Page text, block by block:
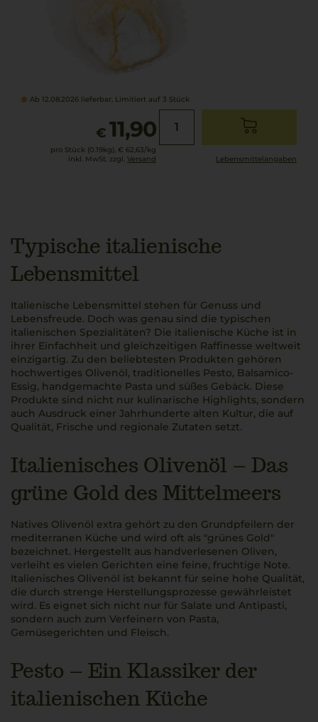
Ab 12.08.2026 lieferbar, Limitiert auf 3 Stück
€ 11,90
pro Stück (0.19kg), € 62,63/kg
inkl. MwSt. zzgl. Versand Lebensmittel­angaben
Typische italienische
Lebensmittel
Italienische Lebensmittel stehen für Genuss und
Lebensfreude. Doch was genau sind die typischen
italienischen Spezialitäten? Die italienische Küche ist in
ihrer Einfachheit und gleichzeitigen Raffinesse weltweit
einzigartig. Zu den beliebtesten Produkten gehören
hochwertiges Olivenöl, traditionelles Pesto, Balsamico-
Essig, handgemachte Pasta und süßes Gebäck. Diese
Produkte sind nicht nur kulinarische Highlights, sondern
auch Ausdruck einer Jahrhunderte alten Kultur, die auf
Qualität, Frische und regionale Zutaten setzt.
Italienisches Olivenöl – Das
grüne Gold des Mittelmeers
Natives Olivenöl extra gehört zu den Grundpfeilern der
mediterranen Küche und wird oft als "grünes Gold"
bezeichnet. Hergestellt aus handverlesenen Oliven,
verleiht es vielen Gerichten eine feine, fruchtige Note.
Italienisches Olivenöl ist bekannt für seine hohe Qualität,
die durch strenge Herstellungsprozesse gewährleistet
wird. Es eignet sich nicht nur für Salate und Antipasti,
sondern auch zum Verfeinern von Pasta,
Gemüsegerichten und Fleisch.
Pesto – Ein Klassiker der
italienischen Küche